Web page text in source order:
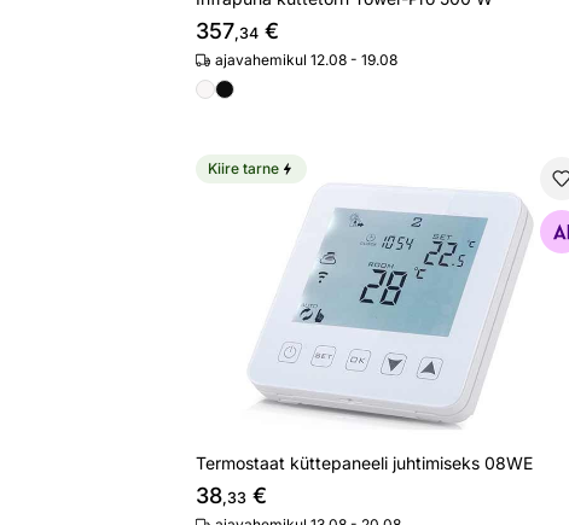
357,34 €
ajavahemikul 12.08 - 19.08
Termostaat küttepaneeli juhtimiseks 08WE
Otsi sarnaseid
Kiire tarne
Termostaat küttepaneeli juhtimiseks 08WE
38,33 €